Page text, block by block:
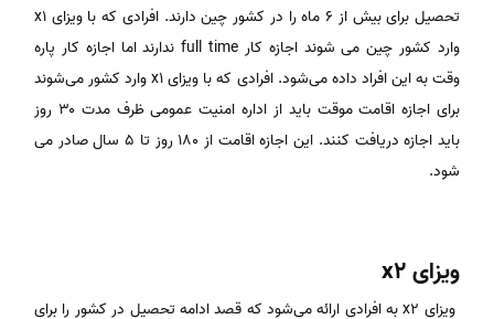
تحصیل برای بیش از ۶ ماه را در کشور چین دارند. افرادی که با ویزای x1
وارد کشور چین می شوند اجازه کار full time ندارند اما اجازه کار پاره
وقت به این افراد داده می‌شود. افرادی که با ویزای x1 وارد کشور می‌شوند
برای اجازه اقامت موقت باید از اداره امنیت عمومی ظرف مدت ۳۰ روز
باید اجازه دریافت کنند. این اجازه اقامت از ۱۸۰ روز تا ۵ سال صادر می
شود.
ویزای x2
ویزای x2 به افرادی ارائه می‌شود که قصد ادامه تحصیل در کشور را برای